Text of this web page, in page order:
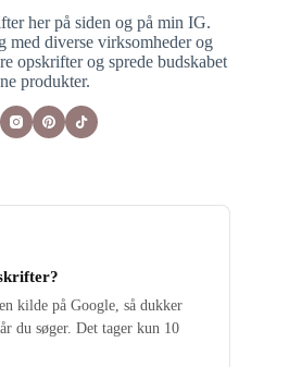
her på siden og på min IG.
med diverse virksomheder og
opskrifter og sprede budskabet
produkter.
kilde på Google, så dukker
du søger. Det tager kun 10